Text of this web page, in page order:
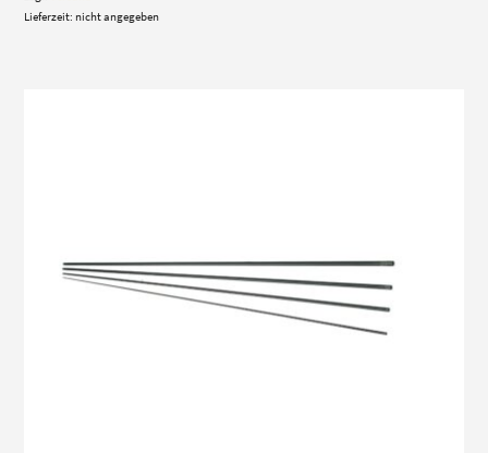
Lieferzeit: nicht angegeben